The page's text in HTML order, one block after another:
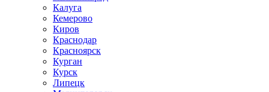
Калуга
Кемерово
Киров
Краснодар
Красноярск
Курган
Курск
Липецк